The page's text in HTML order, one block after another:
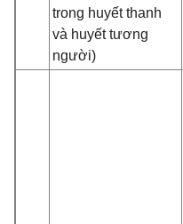
trong huyết thanh
và huyết tương
người)